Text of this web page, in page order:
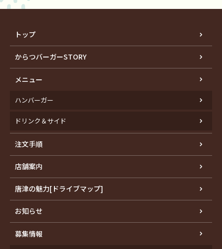
トップ
からつバーガーSTORY
メニュー
ハンバーガー
ドリンク＆サイド
注文手順
店舗案内
唐津の魅力[ドライブマップ]
お知らせ
募集情報